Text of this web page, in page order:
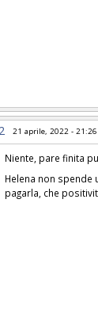
2 21 aprile, 2022 - 21:26
Niente, pare finita
Helena non spende
pagarla, che